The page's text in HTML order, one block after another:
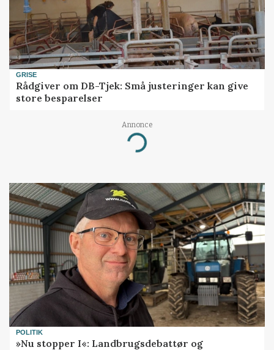
GRISE
Rådgiver om DB-Tjek: Små justeringer kan give
store besparelser
Annonce
Loading...
POLITIK
»Nu stopper I«: Landbrugsdebattør og